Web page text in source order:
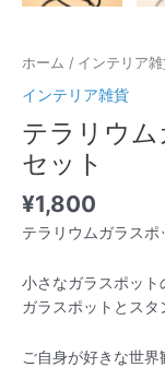
ホーム / インテリア
インテリア雑貨
テラリウ
セット
¥1,800
テラリウムガラスポ
小さなガラスポット
ガラスポットとスタ
ご自身が好きな世